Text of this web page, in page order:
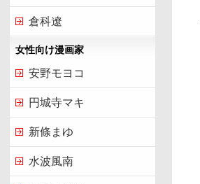
倉科遼
女性向け漫画家
安野モヨコ
円城寺マキ
新條まゆ
水波風南